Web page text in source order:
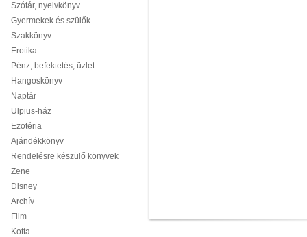
Szótár, nyelvkönyv
Gyermekek és szülők
Szakkönyv
Erotika
Pénz, befektetés, üzlet
Hangoskönyv
Naptár
Ulpius-ház
Ezotéria
Ajándékkönyv
Rendelésre készülő könyvek
Zene
Disney
Archív
Film
Kotta